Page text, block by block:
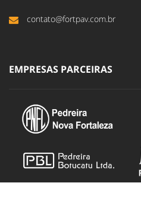
contato@fortpav.com.br
EMPRESAS PARCEIRAS